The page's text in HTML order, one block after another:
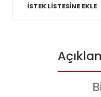
İSTEK LISTESINE EKLE